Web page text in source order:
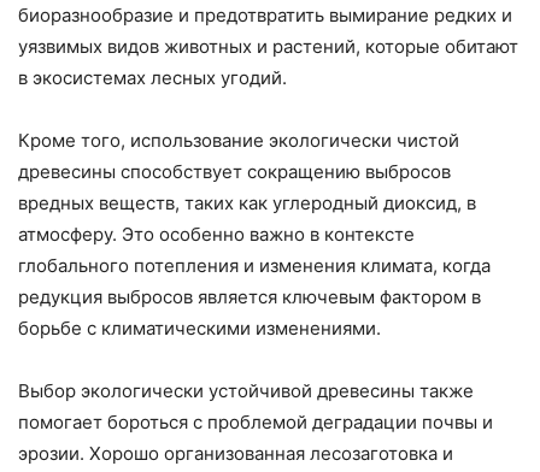
биоразнообразие и предотвратить вымирание редких и
уязвимых видов животных и растений, которые обитают
в экосистемах лесных угодий.
Кроме того, использование экологически чистой
древесины способствует сокращению выбросов
вредных веществ, таких как углеродный диоксид, в
атмосферу. Это особенно важно в контексте
глобального потепления и изменения климата, когда
редукция выбросов является ключевым фактором в
борьбе с климатическими изменениями.
Выбор экологически устойчивой древесины также
помогает бороться с проблемой деградации почвы и
эрозии. Хорошо организованная лесозаготовка и